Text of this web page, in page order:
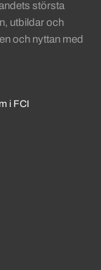
största
utbildar och
och nyttan med
i FCI